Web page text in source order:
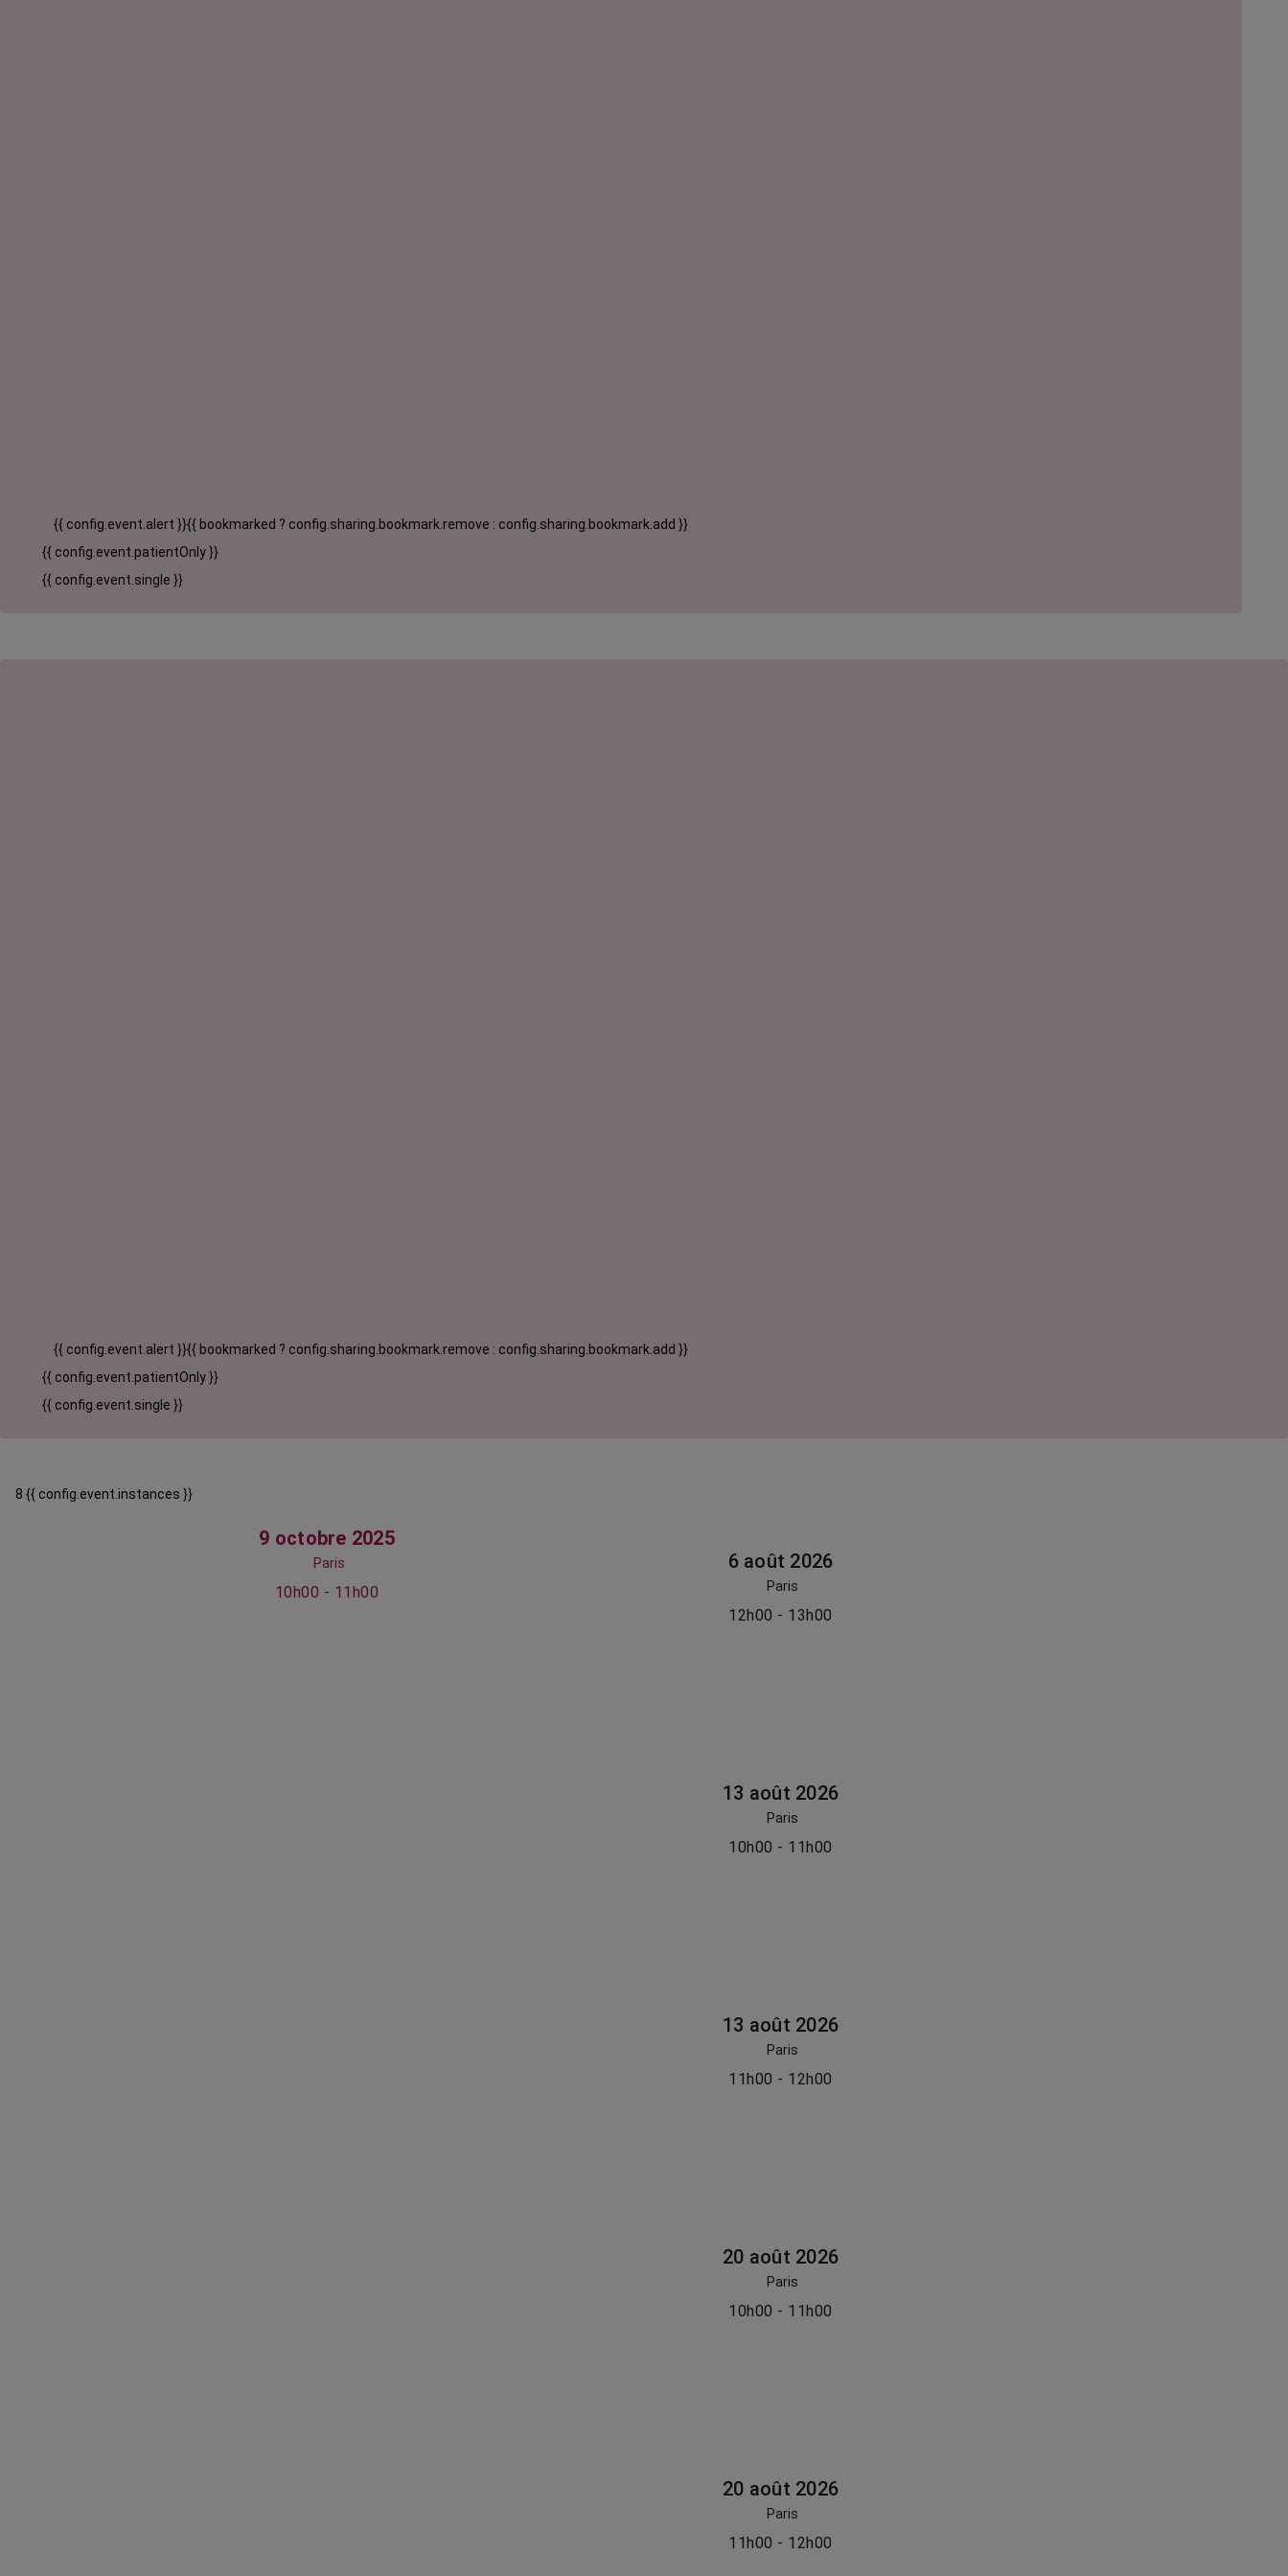
{{ config.event.alert }}{{ bookmarked ? config.sharing.bookmark.remove : config.sharing.bookmark.add }}
{{ config.event.patientOnly }}
{{ config.event.single }}
{{ config.event.alert }}{{ bookmarked ? config.sharing.bookmark.remove : config.sharing.bookmark.add }}
{{ config.event.patientOnly }}
{{ config.event.single }}
8 {{ config.event.instances }}
9 octobre 2025
Paris
10h00 - 11h00
6 août 2026
Paris
12h00 - 13h00
13 août 2026
Paris
10h00 - 11h00
13 août 2026
Paris
11h00 - 12h00
20 août 2026
Paris
10h00 - 11h00
20 août 2026
Paris
11h00 - 12h00